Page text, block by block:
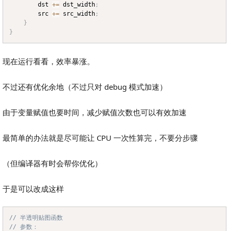
		dst
+= dst_width ;
		src
+= src_width ;
}
}
现在运行看看，效率暴涨。
不过还有优化余地（不过只对 debug 模式加速）
由于变量赋值也要时间，减少赋值次数也可以有效加速
最简单的办法就是尽可能让 CPU 一次性算完，不要分步骤
（但编译器有时会帮你优化）
于是可以改成这样
// 半透明贴图函数
// 参数：